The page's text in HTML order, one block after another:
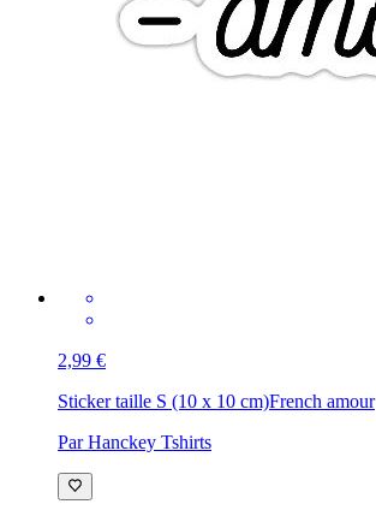
2,99 €
Sticker taille S (10 x 10 cm)French amour
Par Hanckey Tshirts